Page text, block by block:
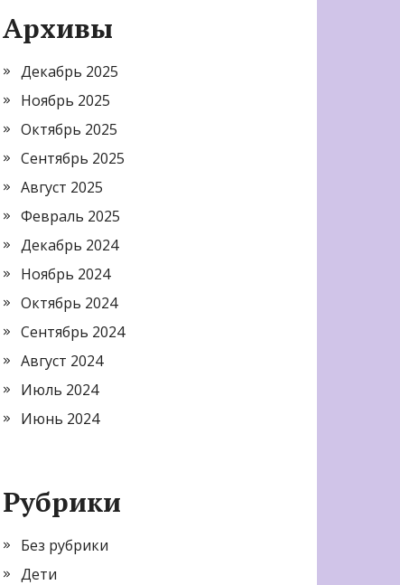
Архивы
Декабрь 2025
Ноябрь 2025
Октябрь 2025
Сентябрь 2025
Август 2025
Февраль 2025
Декабрь 2024
Ноябрь 2024
Октябрь 2024
Сентябрь 2024
Август 2024
Июль 2024
Июнь 2024
Рубрики
Без рубрики
Дети